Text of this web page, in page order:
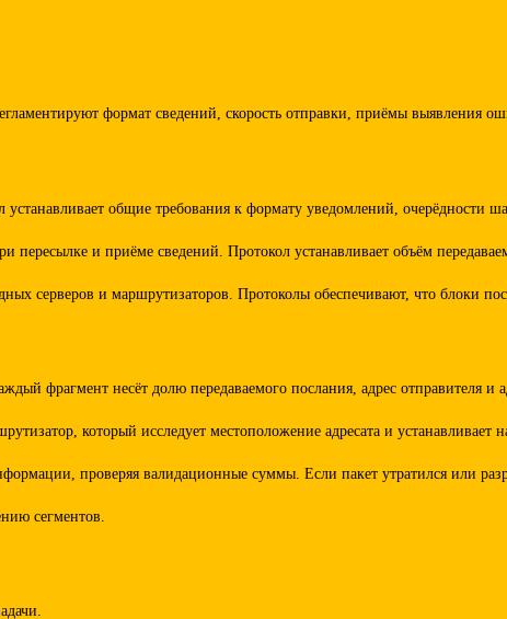
формат сведений, скорость отправки, приёмы
общие требования к формату уведомлений,
пересылке и приёме сведений. Протокол устанавливает объём
серверов и маршрутизаторов. Протоколы обеспечивают, что
фрагмент несёт долю передаваемого послания, адрес
который исследует местоположение адресата и
проверяя валидационные суммы. Если пакет утратился или
сегментов.